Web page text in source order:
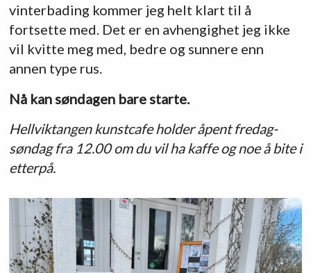
vinterbading kommer jeg helt klart til å
fortsette med. Det er en avhengighet jeg ikke
vil kvitte meg med, bedre og sunnere enn
annen type rus.
Nå kan søndagen bare starte.
Hellviktangen kunstcafe holder åpent fredag-
søndag fra 12.00 om du vil ha kaffe og noe å bite i
etterpå.